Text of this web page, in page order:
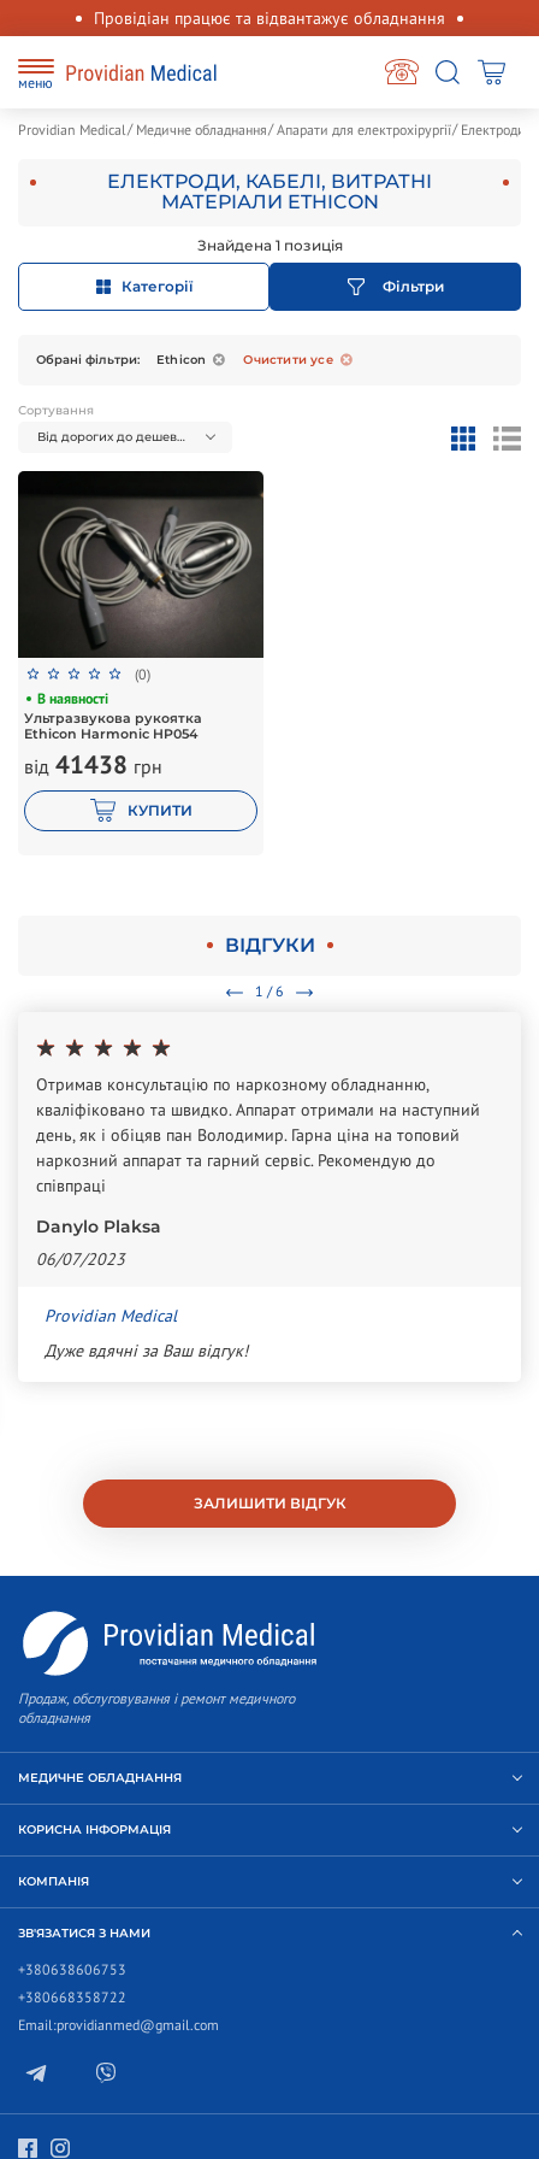
Провідіан працює та відвантажує обладнання
меню
Providian Medical Медичне обладнання Апарати для електрохірургії Електроди,
ЕЛЕКТРОДИ, КАБЕЛІ, ВИТРАТНІ
МАТЕРІАЛИ ETHICON
Знайдена 1 позиція
Категорії Фільтри
Обрані фільтри: Ethicon Очистити усе
Сортування
Від дорогих до дешевих
(0)
В наявності
Ультразвукова рукоятка
Ethicon Harmonic HP054
від 41438 грн
КУПИТИ
ВІДГУКИ
1 / 6
Отримав консультацію по наркозному обладнанню,
кваліфіковано та швидко. Аппарат отримали на наступний
день, як і обіцяв пан Володимир. Гарна ціна на топовий
наркозний аппарат та гарний сервіс. Рекомендую до
співпраці
Danylo Plaksa
06/07/2023
Providian Medical
Дуже вдячні за Ваш відгук!
ЗАЛИШИТИ ВІДГУК
Продаж, обслуговування і ремонт медичного
обладнання
МЕДИЧНЕ ОБЛАДНАННЯ
КОРИСНА ІНФОРМАЦІЯ
КОМПАНІЯ
ЗВ'ЯЗАТИСЯ З НАМИ
+380638606753
+380668358722
Email:providianmed@gmail.com